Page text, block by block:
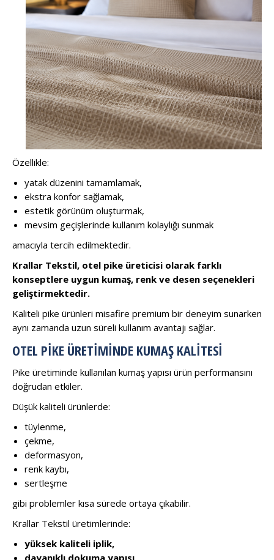
Özellikle:
yatak düzenini tamamlamak,
ekstra konfor sağlamak,
estetik görünüm oluşturmak,
mevsim geçişlerinde kullanım kolaylığı sunmak
amacıyla tercih edilmektedir.
Krallar Tekstil, otel pike üreticisi olarak farklı
konseptlere uygun kumaş, renk ve desen seçenekleri
geliştirmektedir.
Kaliteli pike ürünleri misafire premium bir deneyim sunarken
aynı zamanda uzun süreli kullanım avantajı sağlar.
OTEL PIKE ÜRETIMINDE KUMAŞ KALITESI
Pike üretiminde kullanılan kumaş yapısı ürün performansını
doğrudan etkiler.
Düşük kaliteli ürünlerde:
tüylenme,
çekme,
deformasyon,
renk kaybı,
sertleşme
gibi problemler kısa sürede ortaya çıkabilir.
Krallar Tekstil üretimlerinde:
yüksek kaliteli iplik,
dayanıklı dokuma yapısı,